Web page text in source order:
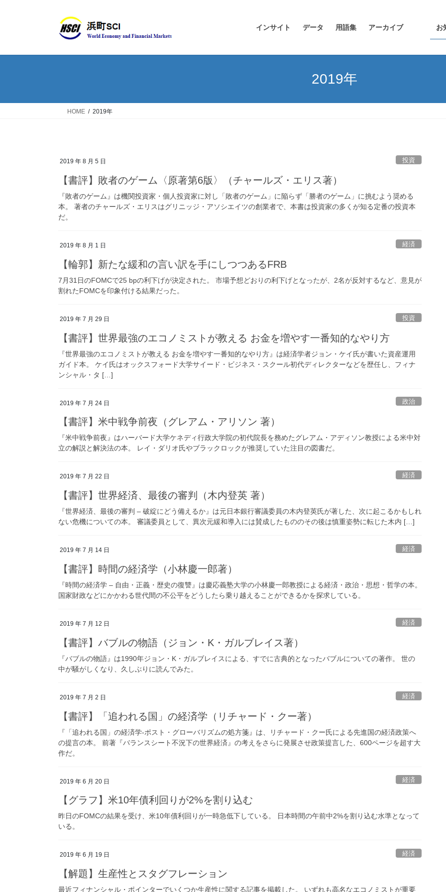
インサイト データ 用語集 アーカイブ お
2019年
HOME 2019年
2019 年 8 月 5 日 投資
【書評】敗者のゲーム〈原著第6版〉（チャールズ・エリス著）
『敗者のゲーム』は機関投資家・個人投資家に対し「敗者のゲーム」に陥らず「勝者のゲーム」に挑むよう奨める
本。 著者のチャールズ・エリスはグリニッジ・アソシエイツの創業者で、本書は投資家の多くが知る定番の投資本
だ。
2019 年 8 月 1 日 経済
【輪郭】新たな緩和の言い訳を手にしつつあるFRB
7月31日のFOMCで25 bpの利下げが決定された。 市場予想どおりの利下げとなったが、2名が反対するなど、意見が
割れたFOMCを印象付ける結果だった。
2019 年 7 月 29 日 投資
【書評】世界最強のエコノミストが教える お金を増やす一番知的なやり方
『世界最強のエコノミストが教える お金を増やす一番知的なやり方』は経済学者ジョン・ケイ氏が書いた資産運用
ガイド本。 ケイ氏はオックスフォード大学サイード・ビジネス・スクール初代ディレクターなどを歴任し、フィナ
ンシャル・タ […]
2019 年 7 月 24 日 政治
【書評】米中戦争前夜（グレアム・アリソン 著）
『米中戦争前夜』はハーバード大学ケネディ行政大学院の初代院長を務めたグレアム・アディソン教授による米中対
立の解説と解決法の本。 レイ・ダリオ氏やブラックロックが推奨していた注目の図書だ。
2019 年 7 月 22 日 経済
【書評】世界経済、最後の審判（木内登英 著）
『世界経済、最後の審判 – 破綻にどう備えるか』は元日本銀行審議委員の木内登英氏が著した、次に起こるかもしれ
ない危機についての本。 審議委員として、異次元緩和導入には賛成したもののその後は慎重姿勢に転じた木内 […]
2019 年 7 月 14 日 経済
【書評】時間の経済学（小林慶一郎著）
『時間の経済学 – 自由・正義・歴史の復讐』は慶応義塾大学の小林慶一郎教授による経済・政治・思想・哲学の本。
国家財政などにかかわる世代間の不公平をどうしたら乗り越えることができるかを探求している。
2019 年 7 月 12 日 経済
【書評】バブルの物語（ジョン・K・ガルブレイス著）
『バブルの物語』は1990年ジョン・K・ガルブレイスによる、すでに古典的となったバブルについての著作。 世の
中が騒がしくなり、久しぶりに読んでみた。
2019 年 7 月 2 日 経済
【書評】「追われる国」の経済学（リチャード・クー著）
『「追われる国」の経済学-ポスト・グローバリズムの処方箋』は、リチャード・クー氏による先進国の経済政策へ
の提言の本。 前著『バランスシート不況下の世界経済』の考えをさらに発展させ政策提言した、600ページを超す大
作だ。
2019 年 6 月 20 日 経済
【グラフ】米10年債利回りが2%を割り込む
昨日のFOMCの結果を受け、米10年債利回りが一時急低下している。 日本時間の午前中2%を割り込む水準となって
いる。
2019 年 6 月 19 日 経済
【解題】生産性とスタグフレーション
最近フィナンシャル・ポインターでいくつか生産性に関する記事を掲載した。 いずれも高名なエコノミストが重要